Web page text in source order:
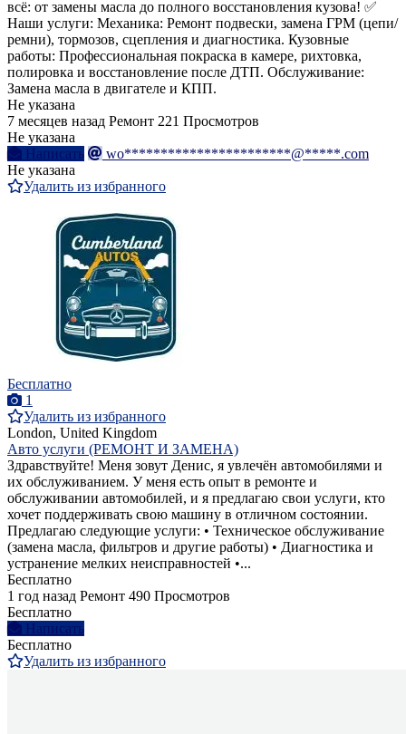
всё: от замены масла до полного восстановления кузова! ✅
Наши услуги: Механика: Ремонт подвески, замена ГРМ (цепи/
ремни), тормозов, сцепления и диагностика. Кузовные
работы: Профессиональная покраска в камере, рихтовка,
полировка и восстановление после ДТП. Обслуживание:
Замена масла в двигателе и КПП.
Не указана
7 месяцев назад Ремонт 221 Просмотров
Не указана
Написать
wo***********************@*****.com
Не указана
Удалить из избранного
Бесплатно
1
Удалить из избранного
London, United Kingdom
Авто услуги (РЕМОНТ И ЗАМЕНА)
Здравствуйте! Меня зовут Денис, я увлечён автомобилями и
их обслуживанием. У меня есть опыт в ремонте и
обслуживании автомобилей, и я предлагаю свои услуги, кто
хочет поддерживать свою машину в отличном состоянии.
Предлагаю следующие услуги: • Техническое обслуживание
(замена масла, фильтров и другие работы) • Диагностика и
устранение мелких неисправностей •...
Бесплатно
1 год назад Ремонт 490 Просмотров
Бесплатно
Написать
Бесплатно
Удалить из избранного